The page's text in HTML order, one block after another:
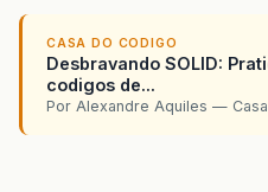
CASA DO CODIGO
Desbravando SOLID:
codigos de...
Por Alexandre Aquiles —